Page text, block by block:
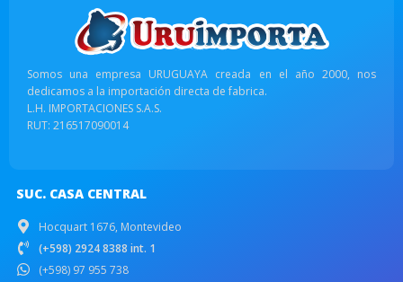
Somos una empresa URUGUAYA creada en el año 2000, nos
dedicamos a la importación directa de fabrica.
L.H. IMPORTACIONES S.A.S.
RUT: 216517090014
SUC. CASA CENTRAL
Hocquart 1676, Montevideo
(+598) 2924 8388 int. 1
(+598) 97 955 738